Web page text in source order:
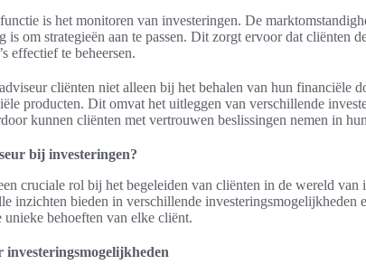
is het monitoren van investeringen. De
is om strategieën aan te passen. Dit zorgt ervoor dat cliënten
effectief te beheersen.
cliënten niet alleen bij het behalen van hun financiële
producten. Dit omvat het uitleggen van verschillende
kunnen cliënten met vertrouwen beslissingen nemen in
bij investeringen?
cruciale rol bij het begeleiden van cliënten in de wereld van
inzichten bieden in verschillende investeringsmogelijkheden
unieke behoeften van elke cliënt.